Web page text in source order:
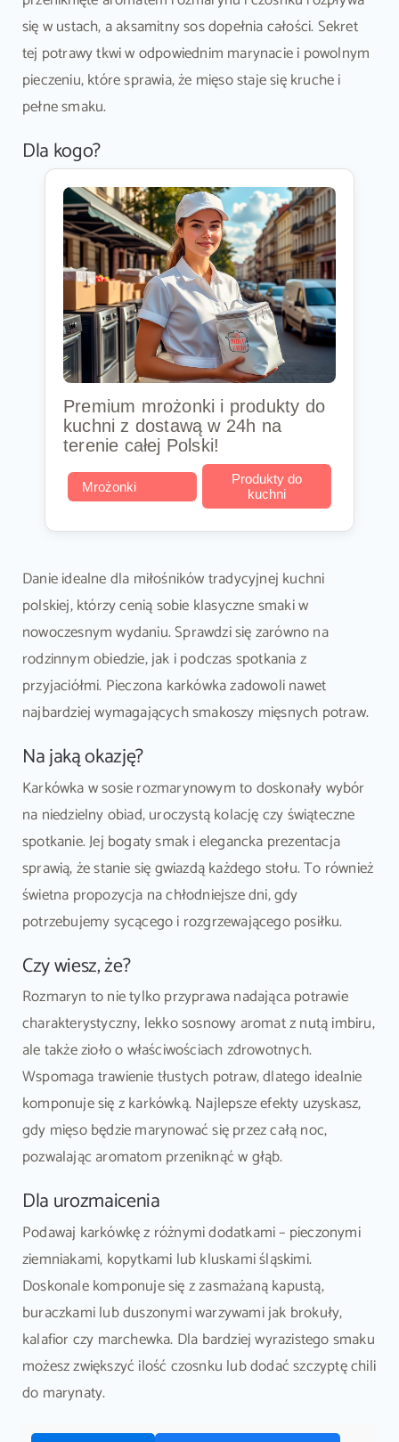
się w ustach, a aksamitny sos dopełnia całości. Sekret
tej potrawy tkwi w odpowiednim marynacie i powolnym
pieczeniu, które sprawia, że mięso staje się kruche i
pełne smaku.
Dla kogo?
Premium mrożonki i produkty do
kuchni z dostawą w 24h na
terenie całej Polski!
Mrożonki
Produkty do
kuchni
Danie idealne dla miłośników tradycyjnej kuchni
polskiej, którzy cenią sobie klasyczne smaki w
nowoczesnym wydaniu. Sprawdzi się zarówno na
rodzinnym obiedzie, jak i podczas spotkania z
przyjaciółmi. Pieczona karkówka zadowoli nawet
najbardziej wymagających smakoszy mięsnych potraw.
Na jaką okazję?
Karkówka w sosie rozmarynowym to doskonały wybór
na niedzielny obiad, uroczystą kolację czy świąteczne
spotkanie. Jej bogaty smak i elegancka prezentacja
sprawią, że stanie się gwiazdą każdego stołu. To również
świetna propozycja na chłodniejsze dni, gdy
potrzebujemy sycącego i rozgrzewającego posiłku.
Czy wiesz, że?
Rozmaryn to nie tylko przyprawa nadająca potrawie
charakterystyczny, lekko sosnowy aromat z nutą imbiru,
ale także zioło o właściwościach zdrowotnych.
Wspomaga trawienie tłustych potraw, dlatego idealnie
komponuje się z karkówką. Najlepsze efekty uzyskasz,
gdy mięso będzie marynować się przez całą noc,
pozwalając aromatom przeniknąć w głąb.
Dla urozmaicenia
Podawaj karkówkę z różnymi dodatkami – pieczonymi
ziemniakami, kopytkami lub kluskami śląskimi.
Doskonale komponuje się z zasmażaną kapustą,
buraczkami lub duszonymi warzywami jak brokuły,
kalafior czy marchewka. Dla bardziej wyrazistego smaku
możesz zwiększyć ilość czosnku lub dodać szczyptę chili
do marynaty.